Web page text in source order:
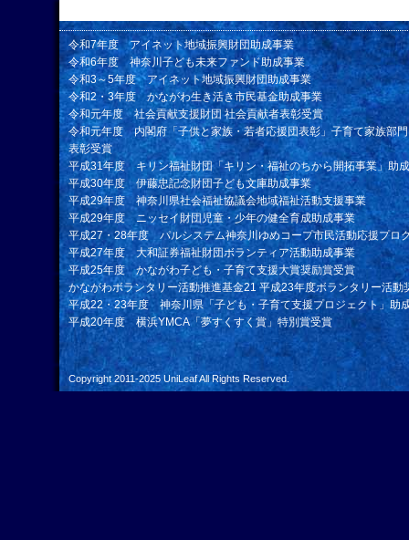
令和7年度 アイネット地域振興財団助成事業
令和6年度 神奈川子ども未来ファンド助成事業
令和3～5年度 アイネット地域振興財団助成事業
令和2・3年度 かながわ生き活き市民基金助成事業
令和元年度 社会貢献支援財団 社会貢献者表彰受賞
令和元年度 内閣府「子供と家族・若者応援団表彰」子育て家族部
表彰受賞
平成31年度 キリン福祉財団「キリン・福祉のちから開拓事業」助
平成30年度 伊藤忠記念財団子ども文庫助成事業
平成29年度 神奈川県社会福祉協議会地域福祉活動支援事業
平成29年度 ニッセイ財団児童・少年の健全育成助成事業
平成27・28年度 パルシステム神奈川ゆめコープ市民活動応援プロ
平成27年度 大和証券福祉財団ボランティア活動助成事業
平成25年度 かながわ子ども・子育て支援大賞奨励賞受賞
かながわボランタリー活動推進基金21 平成23年度ボランタリー活動
平成22・23年度 神奈川県「子ども・子育て支援プロジェクト」助
平成20年度 横浜YMCA「夢すくすく賞」特別賞受賞
Copyright 2011-2025 UniLeafAll Rights Reserved.